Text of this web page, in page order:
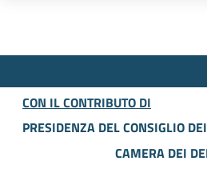
CON IL CONTRIBUTO DI
PRESIDENZA DEL CONSIGLIO
CAMERA DEI